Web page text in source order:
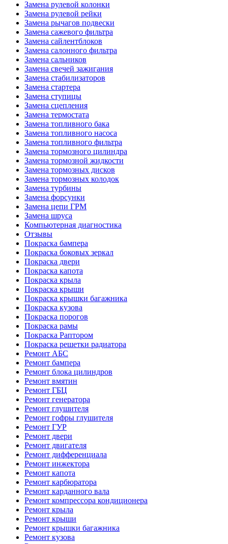
Замена рулевой колонки
Замена рулевой рейки
Замена рычагов подвески
Замена сажевого фильтра
Замена сайлентблоков
Замена салонного фильтра
Замена сальников
Замена свечей зажигания
Замена стабилизаторов
Замена стартера
Замена ступицы
Замена сцепления
Замена термостата
Замена топливного бака
Замена топливного насоса
Замена топливного фильтра
Замена тормозного цилиндра
Замена тормозной жидкости
Замена тормозных дисков
Замена тормозных колодок
Замена турбины
Замена форсунки
Замена цепи ГРМ
Замена шруса
Компьютерная диагностика
Отзывы
Покраска бампера
Покраска боковых зеркал
Покраска двери
Покраска капота
Покраска крыла
Покраска крыши
Покраска крышки багажника
Покраска кузова
Покраска порогов
Покраска рамы
Покраска Раптором
Покраска решетки радиатора
Ремонт АБС
Ремонт бампера
Ремонт блока цилиндров
Ремонт вмятин
Ремонт ГБЦ
Ремонт генератора
Ремонт глушителя
Ремонт гофры глушителя
Ремонт ГУР
Ремонт двери
Ремонт двигателя
Ремонт дифференциала
Ремонт инжектора
Ремонт капота
Ремонт карбюратора
Ремонт карданного вала
Ремонт компрессора кондиционера
Ремонт крыла
Ремонт крыши
Ремонт крышки багажника
Ремонт кузова